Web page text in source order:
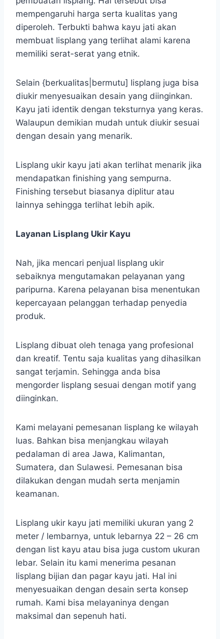
mempengaruhi harga serta kualitas yang
diperoleh. Terbukti bahwa kayu jati akan
membuat lisplang yang terlihat alami karena
memiliki serat-serat yang etnik.
Selain {berkualitas|bermutu] lisplang juga bisa
diukir menyesuaikan desain yang diinginkan.
Kayu jati identik dengan teksturnya yang keras.
Walaupun demikian mudah untuk diukir sesuai
dengan desain yang menarik.
Lisplang ukir kayu jati akan terlihat menarik jika
mendapatkan finishing yang sempurna.
Finishing tersebut biasanya diplitur atau
lainnya sehingga terlihat lebih apik.
Layanan Lisplang Ukir Kayu
Nah, jika mencari penjual lisplang ukir
sebaiknya mengutamakan pelayanan yang
paripurna. Karena pelayanan bisa menentukan
kepercayaan pelanggan terhadap penyedia
produk.
Lisplang dibuat oleh tenaga yang profesional
dan kreatif. Tentu saja kualitas yang dihasilkan
sangat terjamin. Sehingga anda bisa
mengorder lisplang sesuai dengan motif yang
diinginkan.
Kami melayani pemesanan lisplang ke wilayah
luas. Bahkan bisa menjangkau wilayah
pedalaman di area Jawa, Kalimantan,
Sumatera, dan Sulawesi. Pemesanan bisa
dilakukan dengan mudah serta menjamin
keamanan.
Lisplang ukir kayu jati memiliki ukuran yang 2
meter / lembarnya, untuk lebarnya 22 – 26 cm
dengan list kayu atau bisa juga custom ukuran
lebar. Selain itu kami menerima pesanan
lisplang bijian dan pagar kayu jati. Hal ini
menyesuaikan dengan desain serta konsep
rumah. Kami bisa melayaninya dengan
maksimal dan sepenuh hati.